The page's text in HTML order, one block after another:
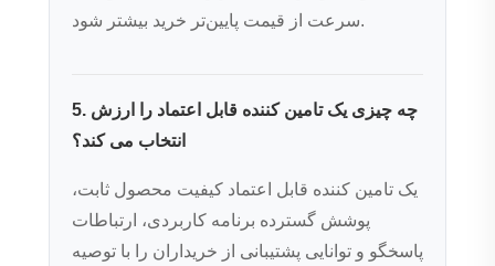
سرعت از قیمت پایین‌تر خرید بیشتر شود.
5. چه چیزی یک تامین کننده قابل اعتماد را ارزش
انتخاب می کند؟
یک تامین کننده قابل اعتماد کیفیت محصول ثابت،
پوشش گسترده برنامه کاربردی، ارتباطات
پاسخگو و توانایی پشتیبانی از خریداران را با توصیه